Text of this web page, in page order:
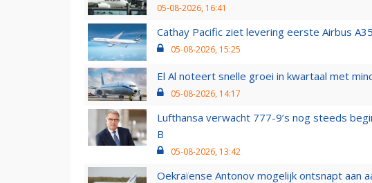
05-08-2026, 16:41
Cathay Pacific ziet levering eerste Airbus
05-08-2026, 15:25
El Al noteert snelle groei in kwartaal met
05-08-2026, 14:17
Lufthansa verwacht 777-9’s nog steeds
B
05-08-2026, 13:42
Oekraïense Antonov mogelijk ontsnapt aan